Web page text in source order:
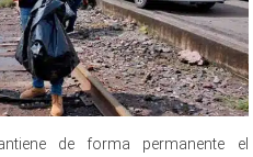
de forma permanente el